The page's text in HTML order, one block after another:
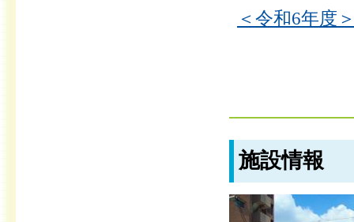
＜令和6年度
施設情報